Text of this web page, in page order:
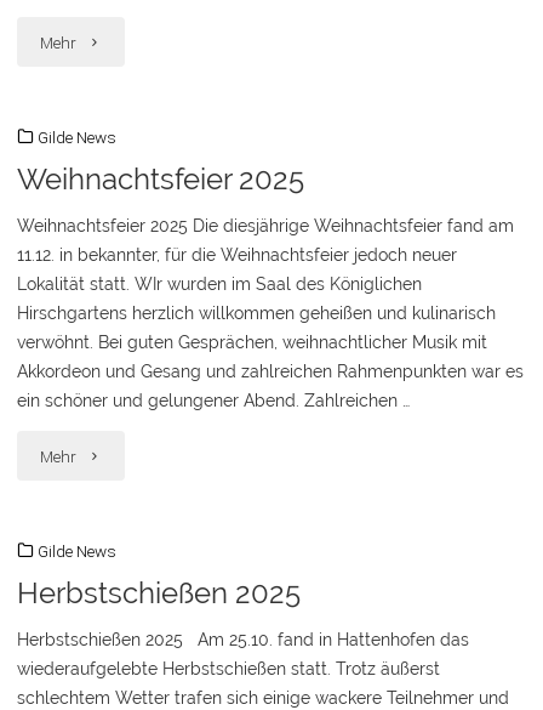
Mehr "Infoabend
2026/27"
Gilde News
Weihnachtsfeier 2025
Weihnachtsfeier 2025 Die diesjährige Weihnachtsfeier fand am
11.12. in bekannter, für die Weihnachtsfeier jedoch neuer
Lokalität statt. WIr wurden im Saal des Königlichen
Hirschgartens herzlich willkommen geheißen und kulinarisch
verwöhnt. Bei guten Gesprächen, weihnachtlicher Musik mit
Akkordeon und Gesang und zahlreichen Rahmenpunkten war es
ein schöner und gelungener Abend. Zahlreichen …
Mehr "Weihnachtsfeier
Gilde News
Herbstschießen 2025
Herbstschießen 2025 Am 25.10. fand in Hattenhofen das
wiederaufgelebte Herbstschießen statt. Trotz äußerst
schlechtem Wetter trafen sich einige wackere Teilnehmer und